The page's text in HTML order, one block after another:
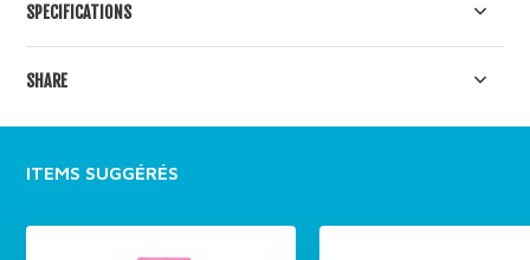
SPECIFICATIONS
SHARE
ITEMS SUGGÉRÉS